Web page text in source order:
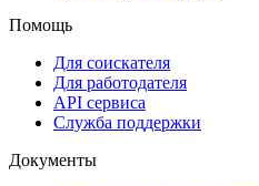
Помощь
Для соискателя
Для работодателя
API сервиса
Служба поддержки
Документы